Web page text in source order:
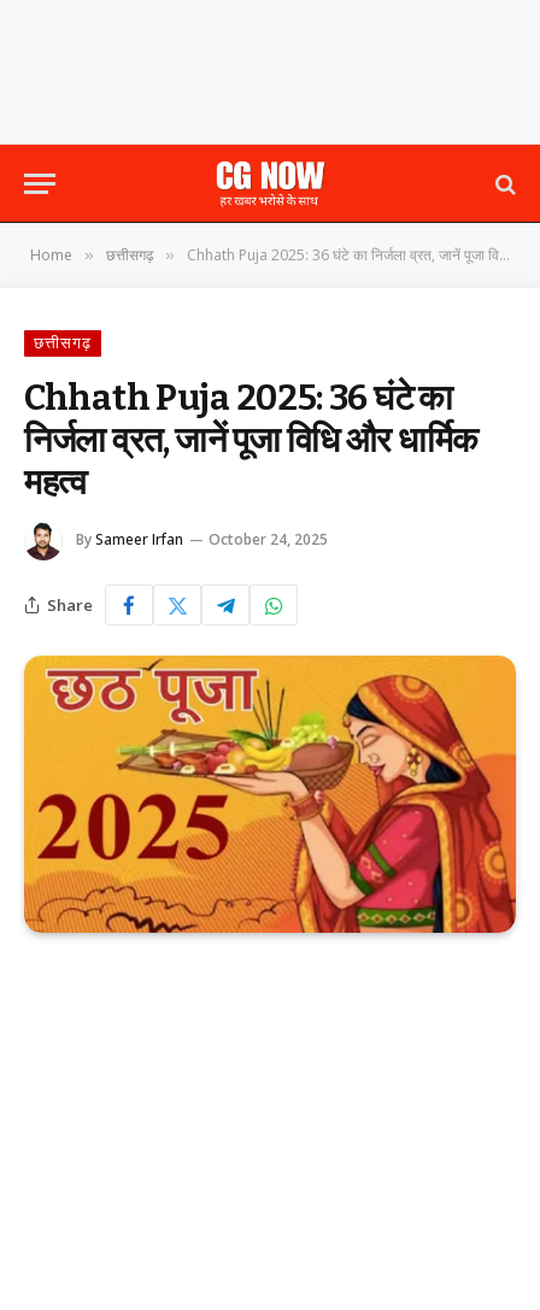
Home » छत्तीसगढ़ » Chhath Puja 2025: 36 घंटे का निर्जला व्रत, जानें पूजा विधि और धार्मिक महत्व
छत्तीसगढ़
Chhath Puja 2025: 36 घंटे का
निर्जला व्रत, जानें पूजा विधि और धार्मिक
महत्व
BySameer Irfan October 24, 2025
Share